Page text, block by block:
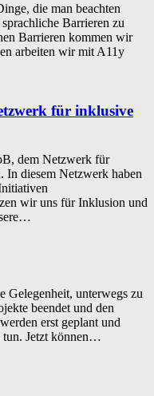
die man beachten
Barrieren zu
Barrieren kommen wir
arbeiten wir mit A11y
für inklusive
dem Netzwerk für
In diesem Netzwerk haben
wir uns für Inklusion und
Gelegenheit, unterwegs zu
beendet und den
erst geplant und
tun. Jetzt können…